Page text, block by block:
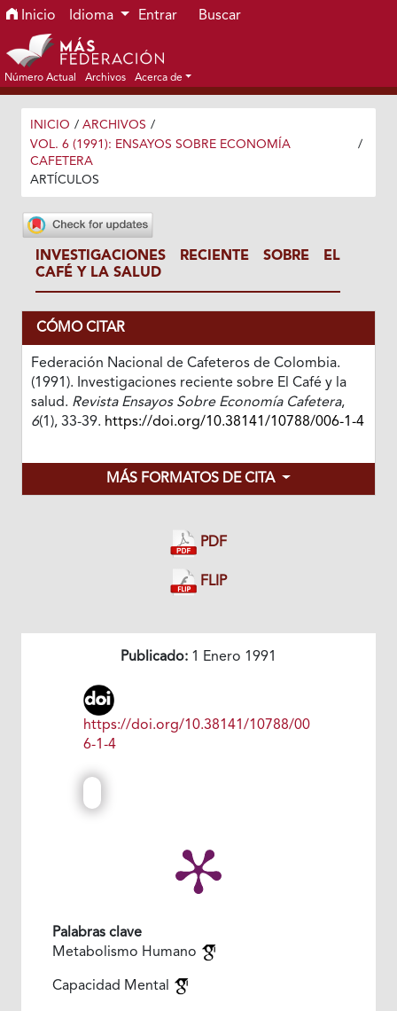
Ir al menú de navegación principal
Ir al contenido principal
Ir al pie de página del sitio
Inicio Idioma Entrar Buscar
Número Actual Archivos Acerca de
INICIO / ARCHIVOS /
VOL. 6 (1991): ENSAYOS SOBRE ECONOMÍA
CAFETERA
/
ARTÍCULOS
INVESTIGACIONES RECIENTE SOBRE EL
CAFÉ Y LA SALUD
CÓMO CITAR
Federación Nacional de Cafeteros de Colombia.
(1991). Investigaciones reciente sobre El Café y la
salud. Revista Ensayos Sobre Economía Cafetera,
6(1), 33-39. https://doi.org/10.38141/10788/006-1-4
MÁS FORMATOS DE CITA
PDF
FLIP
Publicado: 1 Enero 1991
https://doi.org/10.38141/10788/00
6-1-4
Palabras clave
Metabolismo Humano
Capacidad Mental